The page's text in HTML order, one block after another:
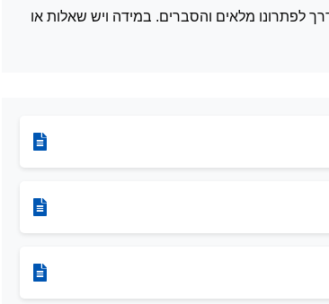
תשובה, ודרך לפתרונו מלאים והסברים. במידה ויש שאלות או